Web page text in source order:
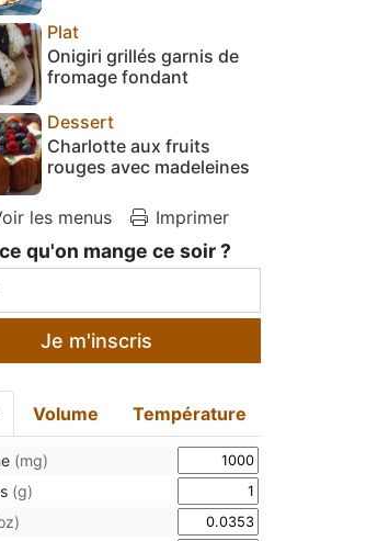
Plat
Onigiri grillés garnis de
fromage fondant
Dessert
Charlotte aux fruits
rouges avec madeleines
les menus Imprimer
qu'on mange ce soir ?
Je m'inscris
Volume Température
(mg)
(g)